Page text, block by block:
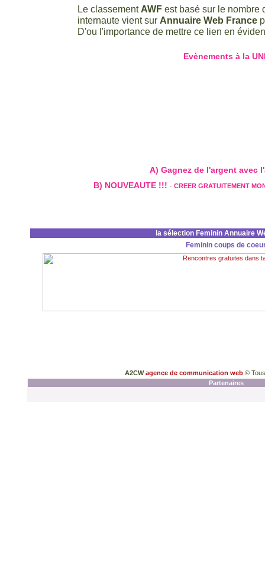
Le classement AWF est basé sur le nombre
internaute vient sur Annuaire Web France
D'ou l'importance de mettre ce lien en
Evènements à la
A) Gagnez de l'argent avec
B) NOUVEAUTE !!! - CREER GRATUITEMENT
la sélection Feminin Annuaire
Feminin coups de
A2CWagence de communication web ©
Partenaires